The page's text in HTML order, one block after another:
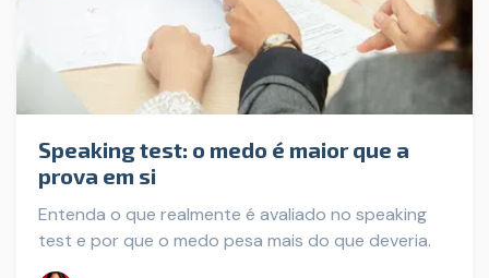
Speaking test: o medo é maior que a
prova em si
Entenda o que realmente é avaliado no speaking
test e por que o medo pesa mais do que deveria.